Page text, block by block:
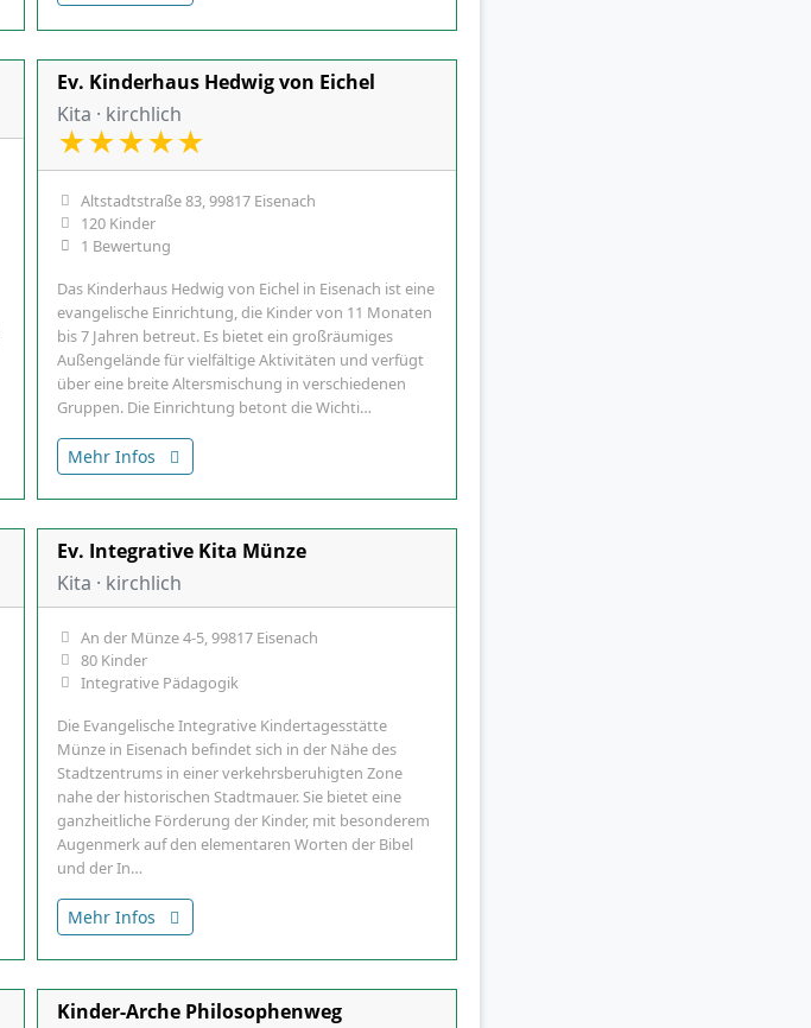
Ev. Kinderhaus Hedwig von Eichel
Kita · kirchlich
★★★★★
Altstadtstraße 83, 99817 Eisenach
120 Kinder
1 Bewertung
Das Kinderhaus Hedwig von Eichel in Eisenach ist eine
evangelische Einrichtung, die Kinder von 11 Monaten
bis 7 Jahren betreut. Es bietet ein großräumiges
Außengelände für vielfältige Aktivitäten und verfügt
über eine breite Altersmischung in verschiedenen
Gruppen. Die Einrichtung betont die Wichti…
Mehr Infos
Ev. Integrative Kita Münze
Kita · kirchlich
An der Münze 4-5, 99817 Eisenach
80 Kinder
Integrative Pädagogik
Die Evangelische Integrative Kindertagesstätte
Münze in Eisenach befindet sich in der Nähe des
Stadtzentrums in einer verkehrsberuhigten Zone
nahe der historischen Stadtmauer. Sie bietet eine
ganzheitliche Förderung der Kinder, mit besonderem
Augenmerk auf den elementaren Worten der Bibel
und der In…
Mehr Infos
Kinder-Arche Philosophenweg